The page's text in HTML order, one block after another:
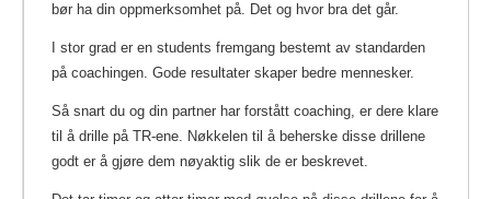
bør ha din oppmerksomhet på. Det og hvor bra det går.
I stor grad er en students fremgang bestemt av standarden
på coachingen. Gode resultater skaper bedre mennesker.
Så snart du og din partner har forstått coaching, er dere klare
til å drille på TR-ene. Nøkkelen til å beherske disse drillene
godt er å gjøre dem nøyaktig slik de er beskrevet.